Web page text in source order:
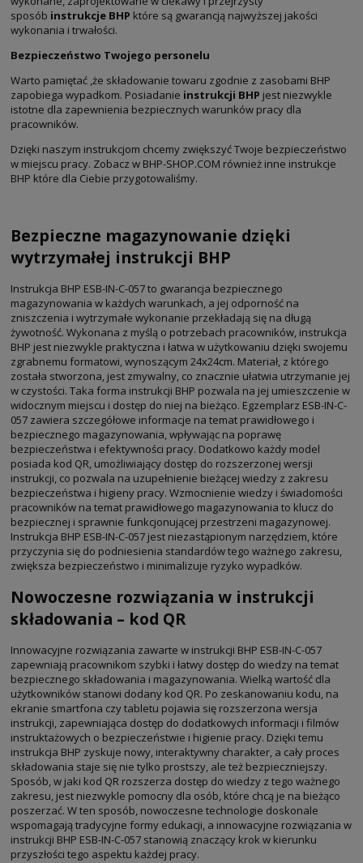
sposób instrukcje BHP które są gwarancją najwyższej jakości
wykonania i trwałości.
Bezpieczeństwo Twojego personelu
Warto pamiętać ,że składowanie towaru zgodnie z zasobami BHP
zapobiega wypadkom. Posiadanie instrukcji BHP jest niezwykle
istotne dla zapewnienia bezpiecznych warunków pracy dla
pracowników.
Dzięki naszym instrukcjom chcemy zwiększyć Twoje bezpieczeństwo
w miejscu pracy. Zobacz w BHP-SHOP.COM również inne instrukcje
BHP które dla Ciebie przygotowaliśmy.
Bezpieczne magazynowanie dzięki
wytrzymałej instrukcji BHP
Instrukcja BHP ESB-IN-C-057 to gwarancja bezpiecznego
magazynowania w każdych warunkach, a jej odporność na
zniszczenia i wytrzymałe wykonanie przekładają się na długą
żywotność. Wykonana z myślą o potrzebach pracowników, instrukcja
BHP jest niezwykle praktyczna i łatwa w użytkowaniu dzięki swojemu
zgrabnemu formatowi, wynoszącym 24x24cm. Materiał, z którego
została stworzona, jest zmywalny, co znacznie ułatwia utrzymanie jej
w czystości. Taka forma instrukcji BHP pozwala na jej umieszczenie w
widocznym miejscu i dostęp do niej na bieżąco. Egzemplarz ESB-IN-C-
057 zawiera szczegółowe informacje na temat prawidłowego i
bezpiecznego magazynowania, wpływając na poprawę
bezpieczeństwa i efektywności pracy. Dodatkowo każdy model
posiada kod QR, umożliwiający dostęp do rozszerzonej wersji
instrukcji, co pozwala na uzupełnienie bieżącej wiedzy z zakresu
bezpieczeństwa i higieny pracy. Wzmocnienie wiedzy i świadomości
pracowników na temat prawidłowego magazynowania to klucz do
bezpiecznej i sprawnie funkcjonującej przestrzeni magazynowej.
Instrukcja BHP ESB-IN-C-057 jest niezastąpionym narzędziem, które
przyczynia się do podniesienia standardów tego ważnego zakresu,
zwiększa bezpieczeństwo i minimalizuje ryzyko wypadków.
Nowoczesne rozwiązania w instrukcji
składowania – kod QR
Innowacyjne rozwiązania zawarte w instrukcji BHP ESB-IN-C-057
zapewniają pracownikom szybki i łatwy dostęp do wiedzy na temat
bezpiecznego składowania i magazynowania. Wielką wartość dla
użytkowników stanowi dodany kod QR. Po zeskanowaniu kodu, na
ekranie smartfona czy tabletu pojawia się rozszerzona wersja
instrukcji, zapewniająca dostęp do dodatkowych informacji i filmów
instruktażowych o bezpieczeństwie i higienie pracy. Dzięki temu
instrukcja BHP zyskuje nowy, interaktywny charakter, a cały proces
składowania staje się nie tylko prostszy, ale też bezpieczniejszy.
Sposób, w jaki kod QR rozszerza dostęp do wiedzy z tego ważnego
zakresu, jest niezwykle pomocny dla osób, które chcą je na bieżąco
poszerzać. W ten sposób, nowoczesne technologie doskonale
wspomagają tradycyjne formy edukacji, a innowacyjne rozwiązania w
instrukcji BHP ESB-IN-C-057 stanowią znaczący krok w kierunku
przyszłości tego aspektu każdej pracy.